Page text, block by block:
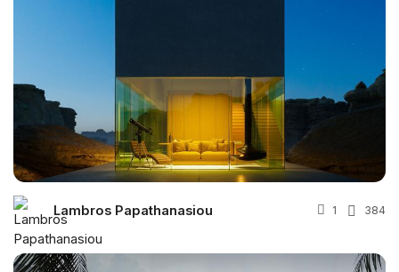
Lambros Papathanasiou 1 384